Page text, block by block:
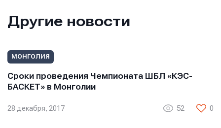
Другие новости
МОНГОЛИЯ
Сроки проведения Чемпионата ШБЛ «КЭС-
БАСКЕТ» в Монголии
28 декабря, 2017 52 0